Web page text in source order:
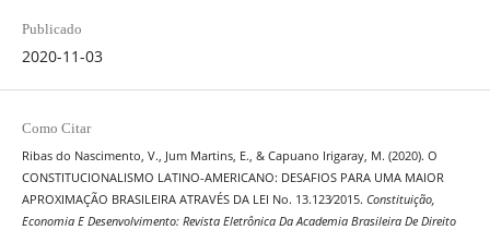
Publicado
2020-11-03
Como Citar
Ribas do Nascimento, V., Jum Martins, E., & Capuano Irigaray, M. (2020). O
CONSTITUCIONALISMO LATINO-AMERICANO: DESAFIOS PARA UMA MAIOR
APROXIMAÇÃO BRASILEIRA ATRAVÉS DA LEI No. 13.123∕2015. Constituição,
Economia E Desenvolvimento: Revista Eletrônica Da Academia Brasileira De Direito